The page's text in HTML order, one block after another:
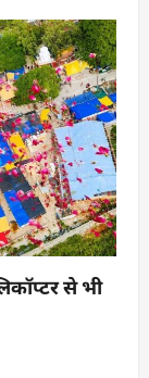
से भी